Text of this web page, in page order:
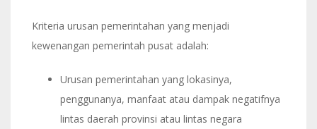
Kriteria urusan pemerintahan yang menjadi
kewenangan pemerintah pusat adalah:
Urusan pemerintahan yang lokasinya,
penggunanya, manfaat atau dampak negatifnya
lintas daerah provinsi atau lintas negara